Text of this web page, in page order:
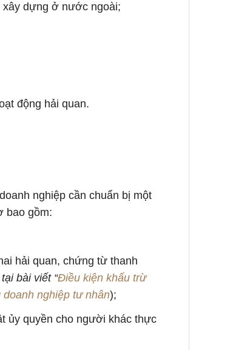
xây dựng ở nước ngoài;
động hải quan.
nghiệp cần chuẩn bị một
bao gồm:
hải quan, chứng từ thanh
bài viết “Điều kiện khấu trừ
nghiệp tư nhân);
ủy quyền cho người khác thực